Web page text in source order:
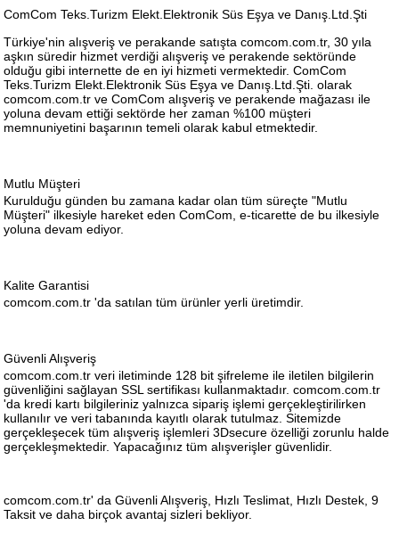
ComCom Teks.Turizm Elekt.Elektronik Süs Eşya ve Danış.Ltd.Şti
Türkiye'nin alışveriş ve perakande satışta comcom.com.tr, 30 yıla
aşkın süredir hizmet verdiği alışveriş ve perakende sektöründe
olduğu gibi internette de en iyi hizmeti vermektedir.ComCom
Teks.Turizm Elekt.Elektronik Süs Eşya ve Danış.Ltd.Şti . olarak
comcom.com.tr ve ComCom alışveriş ve perakende mağazası ile
yoluna devam ettiği sektörde her zaman %100 müşteri
memnuniyetini başarının temeli olarak kabul etmektedir.
Mutlu Müşteri
Kurulduğu günden bu zamana kadar olan tüm süreçte "Mutlu
Müşteri" ilkesiyle hareket eden ComCom, e-ticarette de bu ilkesiyle
yoluna devam ediyor.
Kalite Garantisi
comcom.com.tr 'da satılan tüm ürünler yerli üretimdir.
Güvenli Alışveriş
comcom.com.tr veri iletiminde 128 bit şifreleme ile iletilen bilgilerin
güvenliğini sağlayan SSL sertifikası kullanmaktadır. comcom.com.tr
'da kredi kartı bilgileriniz yalnızca sipariş işlemi gerçekleştirilirken
kullanılır ve veri tabanında kayıtlı olarak tutulmaz. Sitemizde
gerçekleşecek tüm alışveriş işlemleri 3Dsecure özelliği zorunlu halde
gerçekleşmektedir. Yapacağınız tüm alışverişler güvenlidir.
comcom.com.tr' da Güvenli Alışveriş, Hızlı Teslimat, Hızlı Destek, 9
Taksit ve daha birçok avantaj sizleri bekliyor.